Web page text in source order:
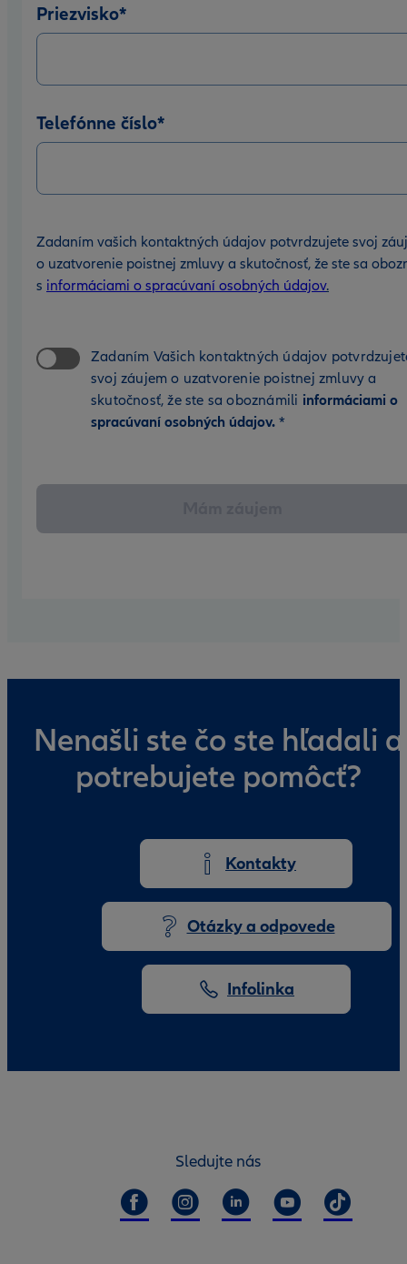
Priezvisko*
Telefónne číslo*
Zadaním vašich kontaktných údajov potvrdzujete svoj
o uzatvorenie poistnej zmluvy a skutočnosť, že ste sa
s informáciami o spracúvaní osobných údajov.
Zadaním Vašich kontaktných údajov
svoj záujem o uzatvorenie poistnej zmluvy a
skutočnosť, že ste sa oboznámili informáciami o
spracúvaní osobných údajov. *
Nenašli ste čo ste hľadali a
potrebujete pomôcť?
Kontakty
Otázky a odpovede
Infolinka
Sledujte nás